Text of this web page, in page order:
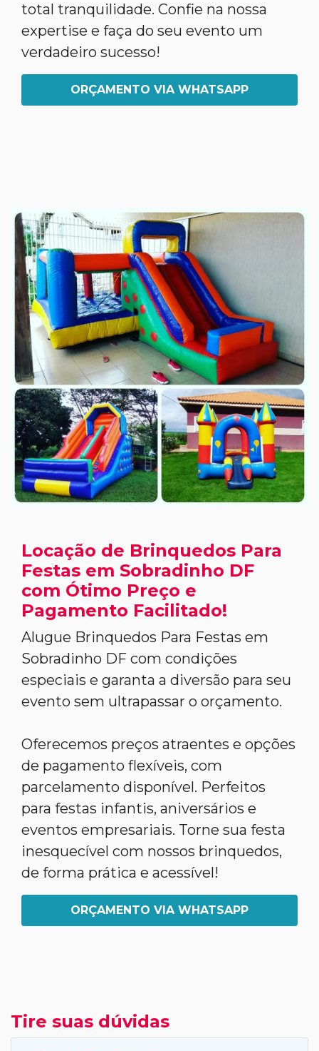
total tranquilidade. Confie na nossa
expertise e faça do seu evento um
verdadeiro sucesso!
ORÇAMENTO VIA WHATSAPP
Locação de Brinquedos Para
Festas em Sobradinho DF
com Ótimo Preço e
Pagamento Facilitado!
Alugue Brinquedos Para Festas em
Sobradinho DF com condições
especiais e garanta a diversão para seu
evento sem ultrapassar o orçamento.
Oferecemos preços atraentes e opções
de pagamento flexíveis, com
parcelamento disponível. Perfeitos
para festas infantis, aniversários e
eventos empresariais. Torne sua festa
inesquecível com nossos brinquedos,
de forma prática e acessível!
ORÇAMENTO VIA WHATSAPP
Tire suas dúvidas